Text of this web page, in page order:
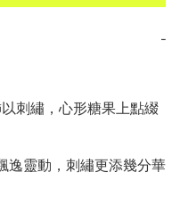
−
刺繡，心形糖果上點綴
逸靈動，刺繡更添幾分華